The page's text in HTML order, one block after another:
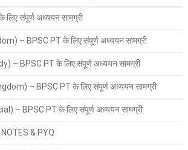
संपूर्ण अध्ययन सामग्री
– BPSC PT के लिए संपूर्ण अध्ययन सामग्री
– BPSC PT के लिए संपूर्ण अध्ययन सामग्री
– BPSC PT के लिए संपूर्ण अध्ययन सामग्री
– BPSC PT के लिए संपूर्ण अध्ययन सामग्री
& PYQ